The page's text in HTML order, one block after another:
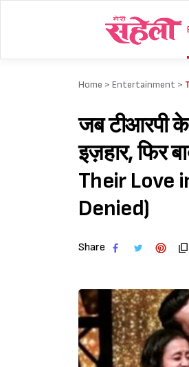
Home > Entertainment >
जब टीआरपी के
इज़हार, फिर
Their Love
Denied)
Share